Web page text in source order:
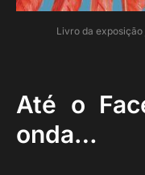
Livro da
Até o
onda…